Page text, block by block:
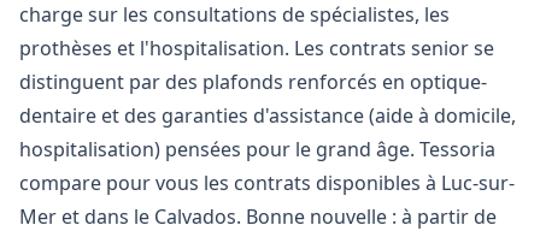
charge sur les consultations de spécialistes, les
prothèses et l'hospitalisation. Les contrats senior se
distinguent par des plafonds renforcés en optique-
dentaire et des garanties d'assistance (aide à domicile,
hospitalisation) pensées pour le grand âge. Tessoria
compare pour vous les contrats disponibles à Luc-sur-
Mer et dans le Calvados. Bonne nouvelle : à partir de